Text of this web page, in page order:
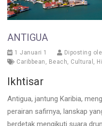
ANTIGUA
1 Januari 1
Diposting
Caribbean , Beach, Cultural ,
Ikhtisar
Antigua, jantung Karibia,
perairan safirnya, lanskap
berdetak mengikuti suara